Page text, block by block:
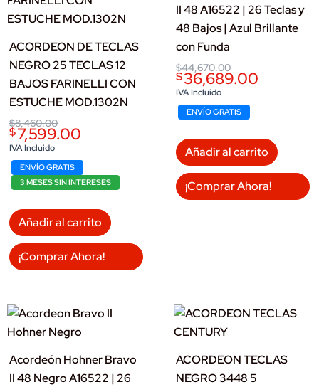
ACORDEON DE TECLAS
NEGRO 25 TECLAS 12
BAJOS FARINELLI CON
ESTUCHE MOD.1302N
$8,460.00
Original
price
was:
$8,460.00.
$7,599.00
Current
price
is:
$7,599.00.
IVA Incluido
ENVÍO GRATIS
3 MESES SIN INTERESES
Añadir al carrito
¡Comprar Ahora!
II 48 A16522 | 26 Teclas y
48 Bajos | Azul Brillante
con Funda
$44,670.00
Original
price
was:
$44,670.00.
$36,689.00
Current
price
is:
$36,689.00.
IVA Incluido
ENVÍO GRATIS
Añadir al carrito
¡Comprar Ahora!
Acordeón Hohner Bravo
II 48 Negro A16522 | 26
ACORDEON TECLAS
NEGRO 3448 5